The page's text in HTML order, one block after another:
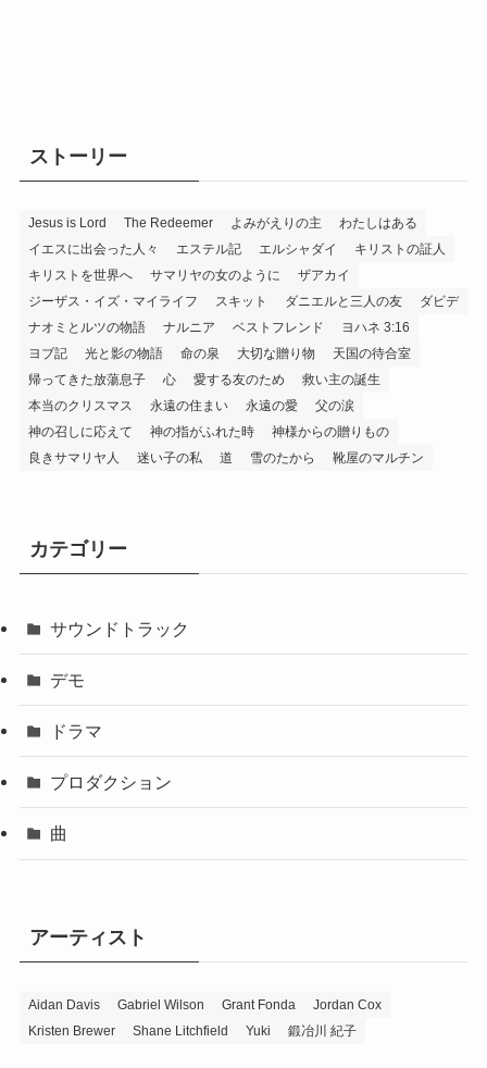
ストーリー
Jesus is Lord The Redeemer よみがえりの主
わたしはある
イエスに出会った人々
エステル記 エルシャダイ
キリストの証人
キリストを世界へ
サマリヤの女のように
ザアカイ
ジーザス・イズ・マイライフ
スキット ダニエルと三人の友
ダビデ
ナオミとルツの物語
ナルニア ベストフレンド
ヨハネ 3:16
ヨブ記
光と影の物語 命の泉 大切な贈り物
天国の待合室
帰ってきた放蕩息子
心 愛する友のため
救い主の誕生
本当のクリスマス
永遠の住まい 永遠の愛
父の涙
神の召しに応えて
神の指がふれた時
神様からの贈りもの
良きサマリヤ人
迷い子の私 道 雪のたから 靴屋のマルチン
カテゴリー
サウンドトラック
デモ
ドラマ
プロダクション
曲
アーティスト
Aidan Davis Gabriel Wilson Grant Fonda
Jordan Cox
Kristen Brewer
Shane Litchfield Yuki 鍛冶川 紀子